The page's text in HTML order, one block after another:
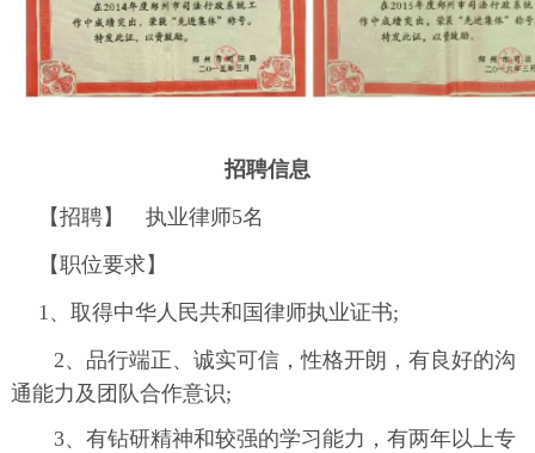
招聘信息
【招聘】 执业律师5名
【职位要求】
1、取得中华人民共和国律师执业证书;
2、 品行端正、诚实可信，性格开朗，有良好的沟
通能力及团队合作意识;
3、有钻研精神和较强的学习能力，有两年以上专